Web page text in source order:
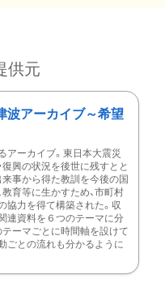
供元
波アーカイブ～希望
アーカイブ。東日本大震災
復興の状況を後世に残すとと
来事から得た教訓を今後の国
教育等に生かすため、市町村
協力を得て構築された。収
連資料を６つのテーマに分
テーマごとに時間軸を設けて
ごとの流れも分かるように